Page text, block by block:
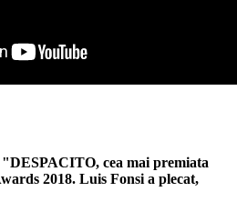
cea mai premiata
2018. Luis Fonsi a plecat,